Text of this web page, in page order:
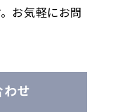
お気軽にお問
せ